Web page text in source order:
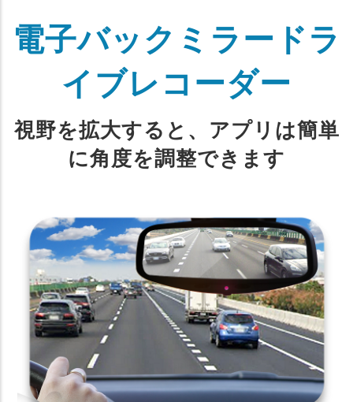
電子バックミラードラ
イブレコーダー
視野を拡大すると、アプリは簡単
に角度を調整できます